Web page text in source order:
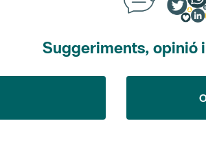
Suggeriments, opinió